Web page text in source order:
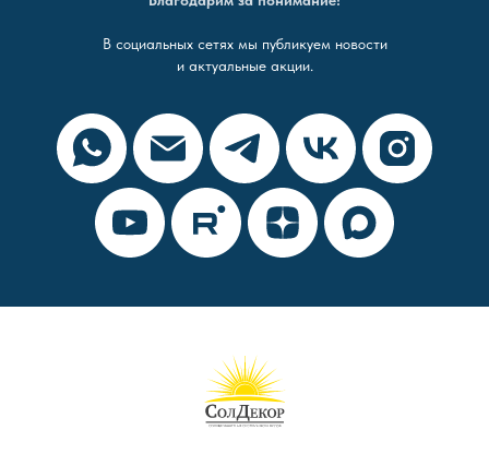
В социальных сетях мы публикуем новости
и актуальные акции.